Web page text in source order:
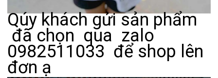
Qúy khách gửi sản phẩm
đã chọn qua zalo
0982511033 để shop lên
đơn ạ